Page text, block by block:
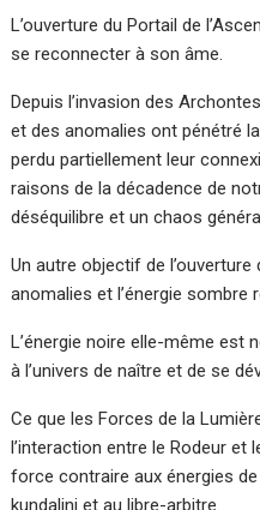
L’ouverture du Portail de
se reconnecter à son âme.
Depuis l’invasion des
et des anomalies ont pénétré
perdu partiellement leur
raisons de la décadence de
déséquilibre et un chaos
Un autre objectif de l’ouverture
anomalies et l’énergie sombre
L’énergie noire elle-même est
à l’univers de naître et de se
Ce que les Forces de la
l’interaction entre le Rodeur et
force contraire aux énergies
kundalini et au libre-arbitre.